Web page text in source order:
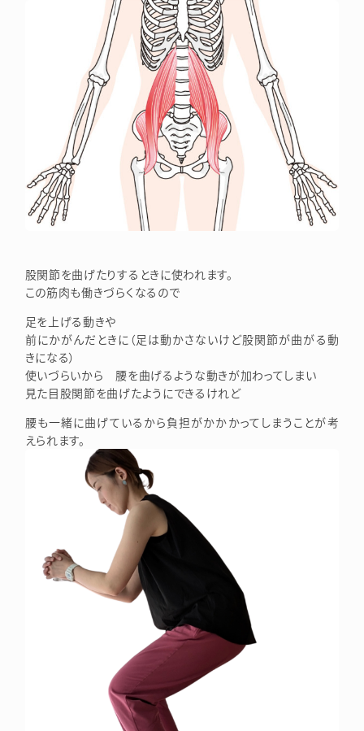
股関節を曲げたりするときに使われます。
この筋肉も働きづらくなるので
足を上げる動きや
前にかがんだときに（足は動かさないけど股関節が曲がる動
きになる）
使いづらいから 腰を曲げるような動きが加わってしまい
見た目股関節を曲げたようにできるけれど
腰も一緒に曲げているから負担がかかかってしまうことが考
えられます。